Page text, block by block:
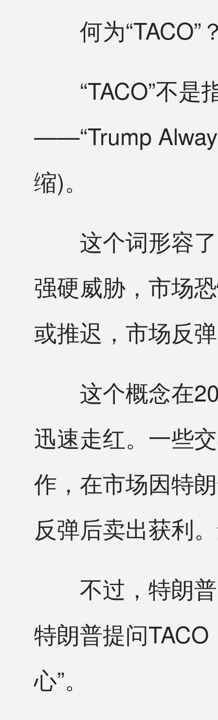
何为“TACO”
“TACO”不是
——“Trump
缩)。
这个词形容了
强硬威胁，市场
或推迟，市场反
这个概念在
迅速走红。一些
作，在市场因特
反弹后卖出获利
不过，特朗普
特朗普提问
心”。